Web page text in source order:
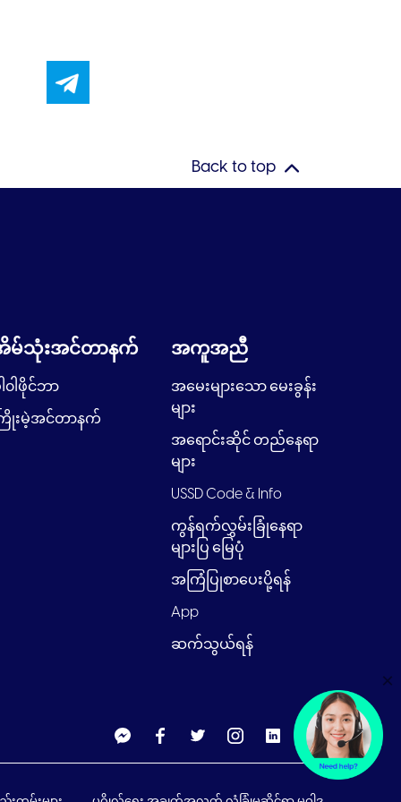
Back to top
မ်သုံးအင်တာနက်
၀ါဖိုင်ဘာ
ြိုးမဲ့အင်တာနက်
အကူအညီ
အမေးများသော မေးခွန်း
များ
အရောင်းဆိုင် တည်နေရာ
များ
USSD Code & Info
ကွန်ရက်လွှမ်းခြုံနေရာ
များပြ မြေပုံ
အကြံပြုစာပေးပို့ရန်
App
ဆက်သွယ်ရန်
×